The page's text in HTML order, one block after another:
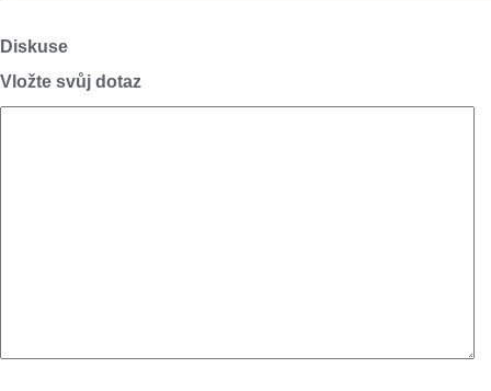
Diskuse
Vložte svůj dotaz